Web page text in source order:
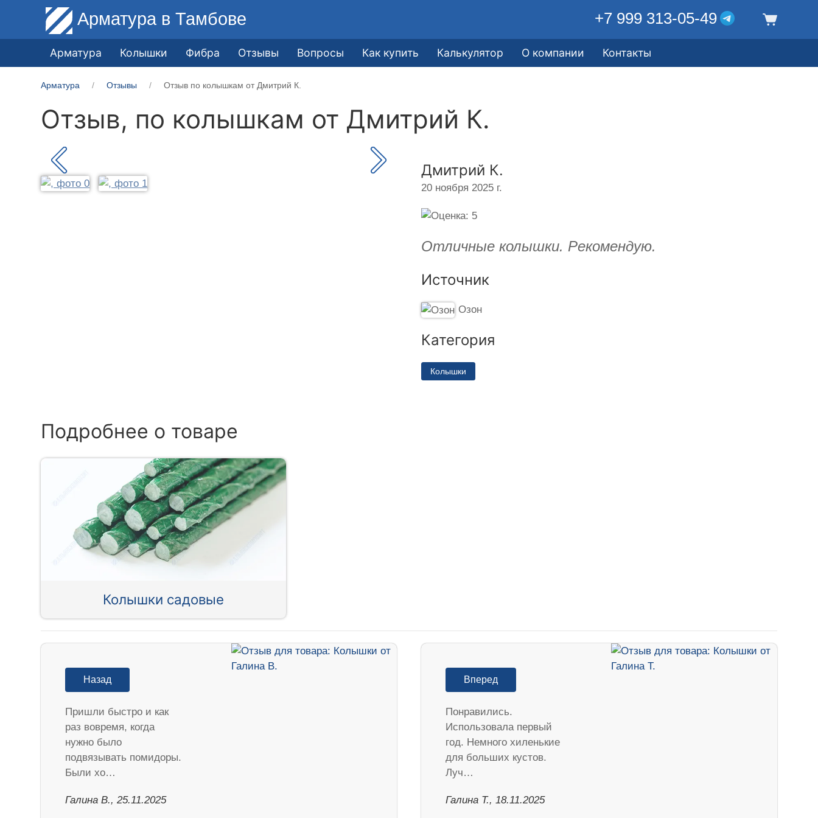
Арматура в Тамбове +7 999 313-05-49
Арматура Колышки Фибра Отзывы Вопросы Как купить Калькулятор О компании Контакты
Арматура Отзывы Отзыв по колышкам от Дмитрий К.
Отзыв, по колышкам от Дмитрий К.
Дмитрий К.
20 ноября 2025 г.
Отличные колышки. Рекомендую.
Источник
Озон
Категория
Колышки
Подробнее о товаре
Колышки садовые
Назад
Пришли быстро и как
раз вовремя, когда
нужно было
подвязывать помидоры.
Были хо…
Галина В., 25.11.2025
Вперед
Понравились.
Использовала первый
год. Немного хиленькие
для больших кустов.
Луч…
Галина Т., 18.11.2025